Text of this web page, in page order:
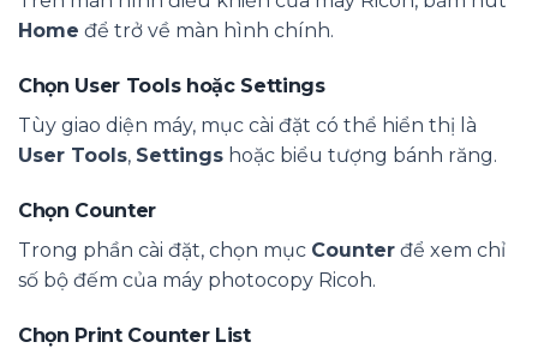
Home để trở về màn hình chính.
Chọn User Tools hoặc Settings
Tùy giao diện máy, mục cài đặt có thể hiển thị là
User Tools, Settings hoặc biểu tượng bánh răng.
Chọn Counter
Trong phần cài đặt, chọn mục Counter để xem chỉ
số bộ đếm của máy photocopy Ricoh.
Chọn Print Counter List